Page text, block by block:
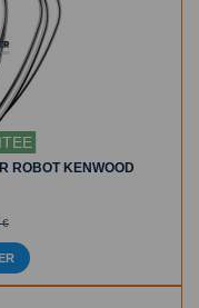
ROBOT KENWOOD
€